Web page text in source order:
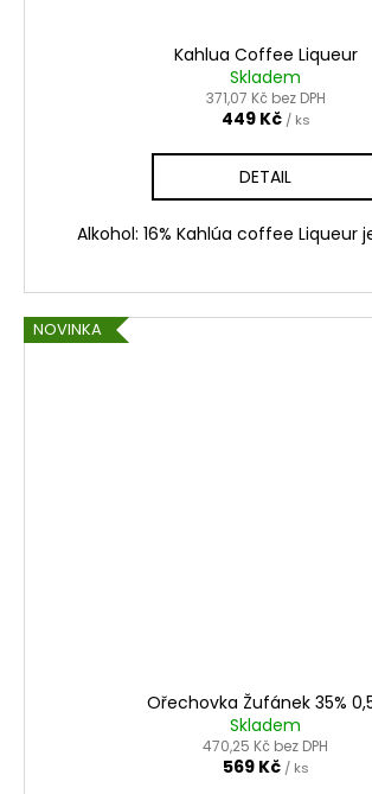
Kahlua Coffee Liqueur
Skladem
371,07 Kč bez DPH
449 Kč / ks
DETAIL
Alkohol: 16% Kahlúa coffee Liqueur
NOVINKA
Ořechovka Žufánek 35%
Skladem
470,25 Kč bez DPH
569 Kč / ks